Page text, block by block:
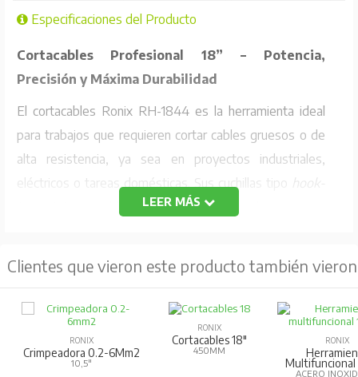
Especificaciones del Producto
Cortacables Profesional 18” – Potencia,
Precisión y Máxima Durabilidad
El cortacables Ronix RH-1844 es la herramienta ideal
para trabajos que requieren cortar cables gruesos o de
alta resistencia, ya sea en proyectos industriales,
eléctricos o tareas domésticas. Sus cuchillas tipo
hook-
sujetan el cable con firmeza mientras el mecanismo
forjada en acero de aleación y sus cuchillas en65Mn
con doble afilado de precisión, lo que asegura un
rendimiento duradero incluso bajo uso intensivo. Su
LEER MÁS
Clientes que vieron este producto también vieron
RONIX
Crimpeadora 0.2-6Mm2
10,5"
RONIX
Cortacables 18"
450MM
RONIX
Multifuncional
ACERO